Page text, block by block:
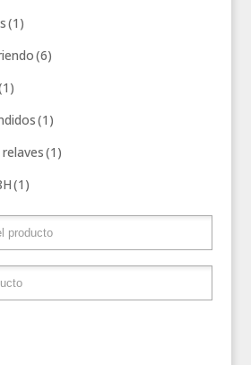
(1)
(6)
(1)
(1)
(1)